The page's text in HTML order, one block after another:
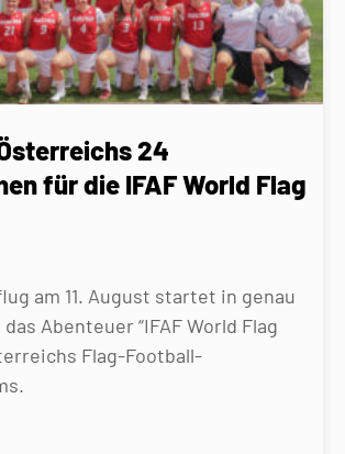
24
für die IFAF World Flag
am 11. August startet in genau
Abenteuer “IFAF World Flag
Flag-Football-